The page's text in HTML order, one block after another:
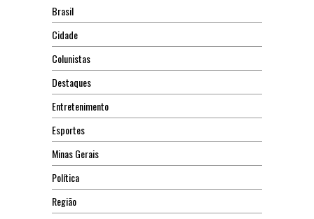
Brasil
Cidade
Colunistas
Destaques
Entretenimento
Esportes
Minas Gerais
Política
Região